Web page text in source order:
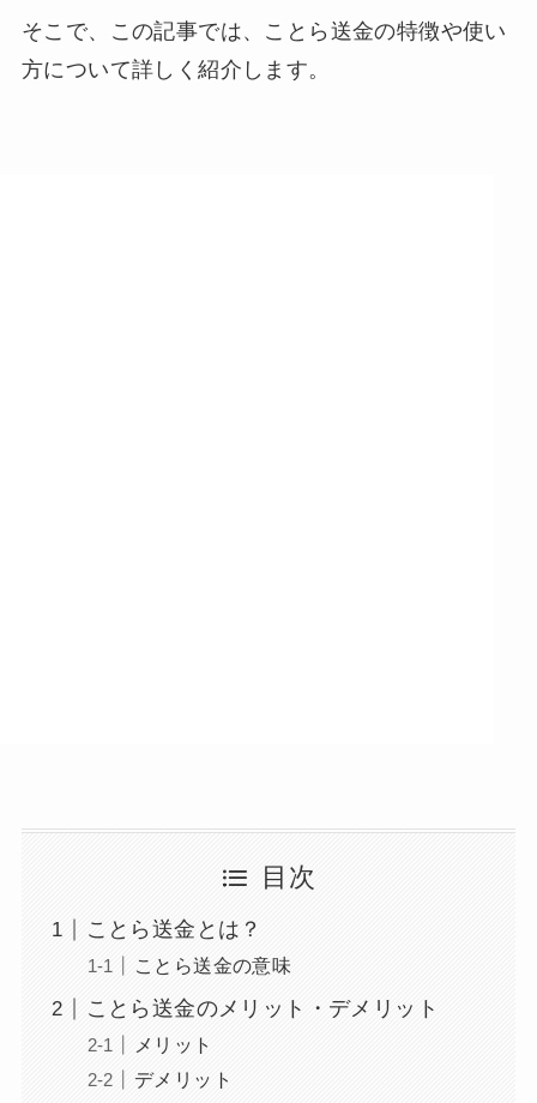
そこで、この記事では、ことら送金の特徴や使い
方について詳しく紹介します。
目次
ことら送金とは？
ことら送金の意味
ことら送金のメリット・デメリット
メリット
デメリット